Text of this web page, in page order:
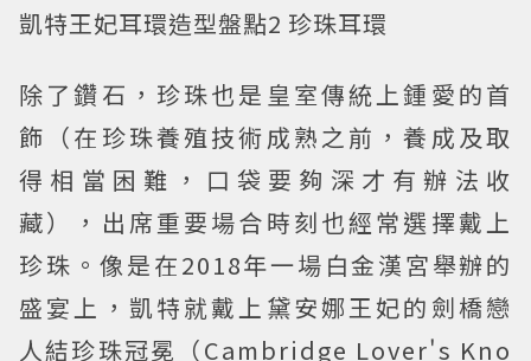
凱特王妃耳環造型盤點2 珍珠耳環
除了鑽石，珍珠也是皇室傳統上鍾愛的首
飾（在珍珠養殖技術成熟之前，養成及取
得相當困難，口袋要夠深才有辦法收
藏），出席重要場合時刻也經常選擇戴上
珍珠。像是在2018年一場白金漢宮舉辦的
盛宴上，凱特就戴上黛安娜王妃的劍橋戀
人結珍珠冠冕（Cambridge Lover's Kno